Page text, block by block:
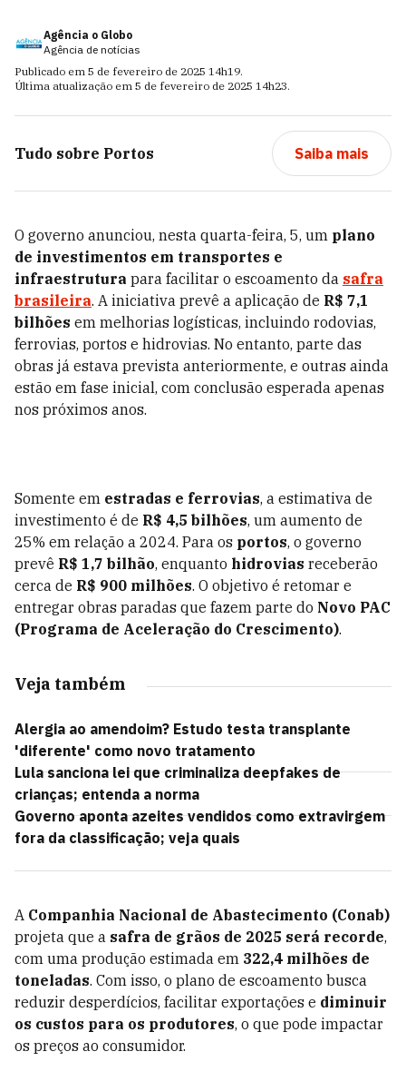
Agência o Globo
Agência de notícias
Publicado em 5 de fevereiro de 2025 14h19.
Última atualização em 5 de fevereiro de 2025 14h23.
Tudo sobre Portos Saiba mais
O governo anunciou, nesta quarta-feira, 5, um plano
de investimentos em transportes e
infraestrutura para facilitar o escoamento da safra
brasileira. A iniciativa prevê a aplicação de R$ 7,1
bilhões em melhorias logísticas, incluindo rodovias,
ferrovias, portos e hidrovias. No entanto, parte das
obras já estava prevista anteriormente, e outras ainda
estão em fase inicial, com conclusão esperada apenas
nos próximos anos.
Somente em estradas e ferrovias, a estimativa de
investimento é de R$ 4,5 bilhões, um aumento de
25% em relação a 2024. Para os portos, o governo
prevê R$ 1,7 bilhão, enquanto hidrovias receberão
cerca de R$ 900 milhões. O objetivo é retomar e
entregar obras paradas que fazem parte do Novo PAC
(Programa de Aceleração do Crescimento).
Veja também
Alergia ao amendoim? Estudo testa transplante
'diferente' como novo tratamento
Lula sanciona lei que criminaliza deepfakes de
crianças; entenda a norma
Governo aponta azeites vendidos como extravirgem
fora da classificação; veja quais
A Companhia Nacional de Abastecimento (Conab)
projeta que a safra de grãos de 2025 será recorde,
com uma produção estimada em 322,4 milhões de
toneladas. Com isso, o plano de escoamento busca
reduzir desperdícios, facilitar exportações e diminuir
os custos para os produtores, o que pode impactar
os preços ao consumidor.